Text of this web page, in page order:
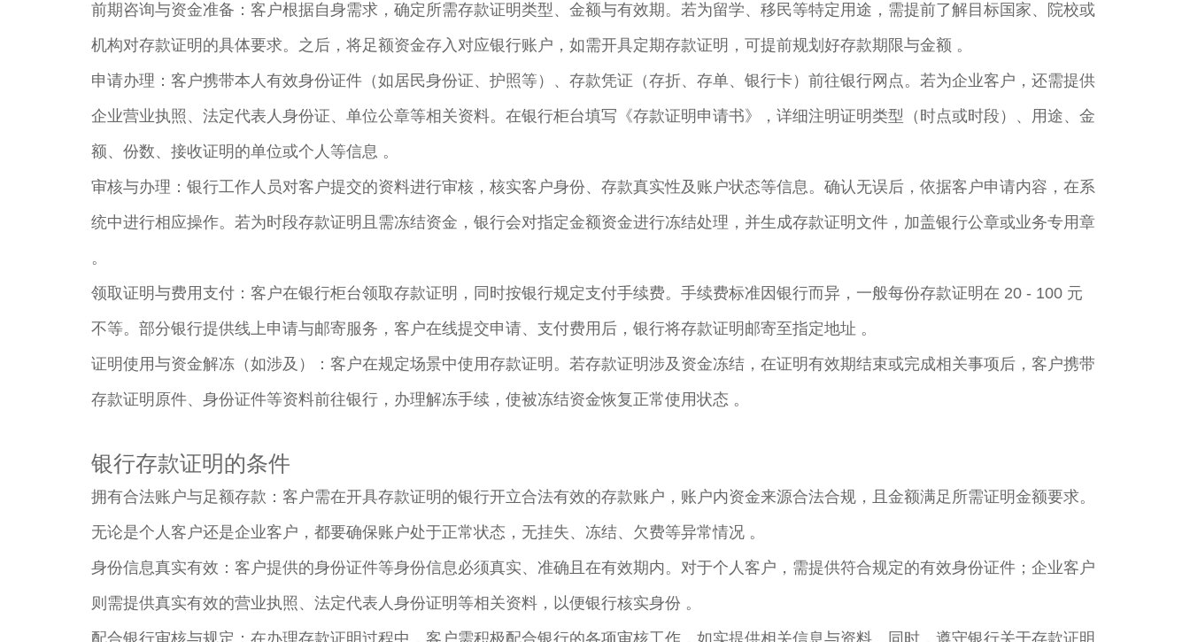
前期咨询与资金准备：客户根据自身需求，确定所需存款证明类型、金额与有效期。若为留学、移民等特定用途，需提前了解目标国家、院校或
机构对存款证明的具体要求。之后，将足额资金存入对应银行账户，如需开具定期存款证明，可提前规划好存款期限与金额 。​
申请办理：客户携带本人有效身份证件（如居民身份证、护照等）、存款凭证（存折、存单、银行卡）前往银行网点。若为企业客户，还需提供
企业营业执照、法定代表人身份证、单位公章等相关资料。在银行柜台填写《存款证明申请书》，详细注明证明类型（时点或时段）、用途、金
额、份数、接收证明的单位或个人等信息 。​
审核与办理：银行工作人员对客户提交的资料进行审核，核实客户身份、存款真实性及账户状态等信息。确认无误后，依据客户申请内容，在系
统中进行相应操作。若为时段存款证明且需冻结资金，银行会对指定金额资金进行冻结处理，并生成存款证明文件，加盖银行公章或业务专用章
。​
领取证明与费用支付：客户在银行柜台领取存款证明，同时按银行规定支付手续费。手续费标准因银行而异，一般每份存款证明在 20 - 100 元
不等。部分银行提供线上申请与邮寄服务，客户在线提交申请、支付费用后，银行将存款证明邮寄至指定地址 。​
证明使用与资金解冻（如涉及）：客户在规定场景中使用存款证明。若存款证明涉及资金冻结，在证明有效期结束或完成相关事项后，客户携带
存款证明原件、身份证件等资料前往银行，办理解冻手续，使被冻结资金恢复正常使用状态 。​
银行存款证明的条件​
拥有合法账户与足额存款：客户需在开具存款证明的银行开立合法有效的存款账户，账户内资金来源合法合规，且金额满足所需证明金额要求。
无论是个人客户还是企业客户，都要确保账户处于正常状态，无挂失、冻结、欠费等异常情况 。​
身份信息真实有效：客户提供的身份证件等身份信息必须真实、准确且在有效期内。对于个人客户，需提供符合规定的有效身份证件；企业客户
则需提供真实有效的营业执照、法定代表人身份证明等相关资料，以便银行核实身份 。​